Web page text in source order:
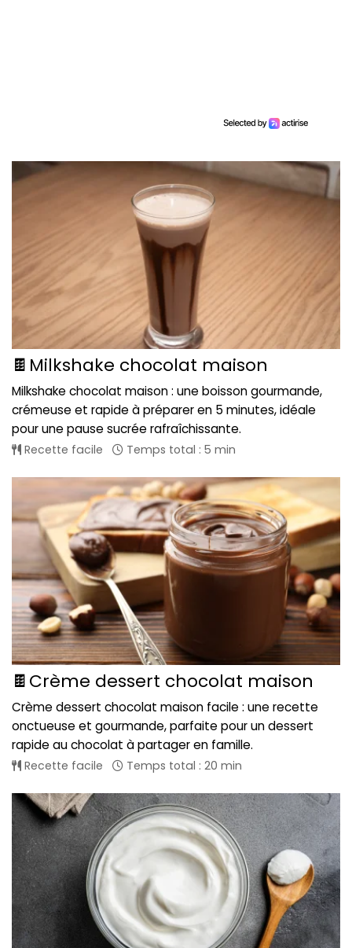
🍫Milkshake chocolat maison
Milkshake chocolat maison : une boisson gourmande,
crémeuse et rapide à préparer en 5 minutes, idéale
pour une pause sucrée rafraîchissante.
Recette facile Temps total : 5 min
🍫Crème dessert chocolat maison
Crème dessert chocolat maison facile : une recette
onctueuse et gourmande, parfaite pour un dessert
rapide au chocolat à partager en famille.
Recette facile Temps total : 20 min